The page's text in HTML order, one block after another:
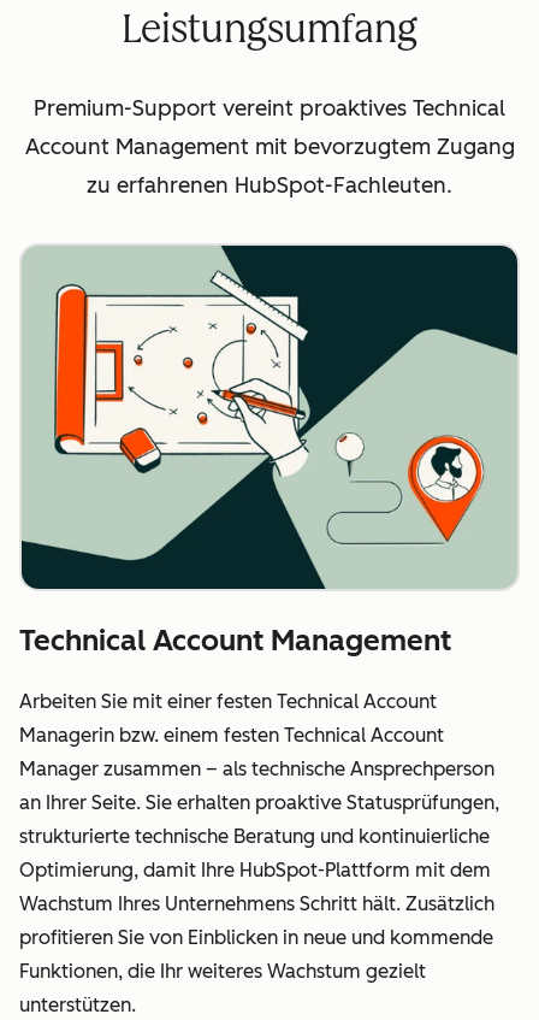
Leistungsumfang
Premium-Support vereint proaktives Technical
Account Management mit bevorzugtem Zugang
zu erfahrenen HubSpot-Fachleuten.
Technical Account Management
Arbeiten Sie mit einer festen Technical Account
Managerin bzw. einem festen Technical Account
Manager zusammen – als technische Ansprechperson
an Ihrer Seite. Sie erhalten proaktive Statusprüfungen,
strukturierte technische Beratung und kontinuierliche
Optimierung, damit Ihre HubSpot-Plattform mit dem
Wachstum Ihres Unternehmens Schritt hält. Zusätzlich
profitieren Sie von Einblicken in neue und kommende
Funktionen, die Ihr weiteres Wachstum gezielt
unterstützen.